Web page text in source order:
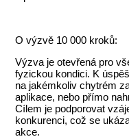
O výzvě 10 000 kroků:
Výzva je otevřená pro
fyzickou kondici. K
na jakémkoliv chytrém
aplikace, nebo přímo
Cílem je podporovat
konkurenci, což se
akce.